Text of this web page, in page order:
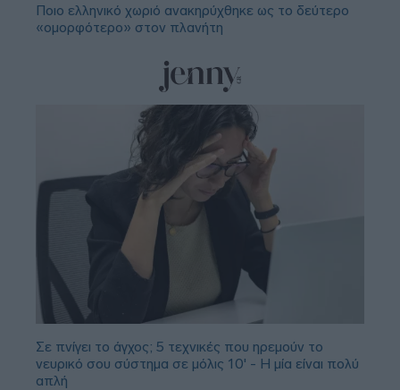
Ποιο ελληνικό χωριό ανακηρύχθηκε ως το δεύτερο
«ομορφότερο» στον πλανήτη
Σε πνίγει το άγχος; 5 τεχνικές που ηρεμούν το
νευρικό σου σύστημα σε μόλις 10' - Η μία είναι πολύ
απλή